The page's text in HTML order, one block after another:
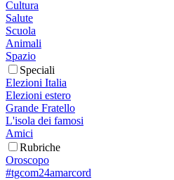
Cultura
Salute
Scuola
Animali
Spazio
Speciali
Elezioni Italia
Elezioni estero
Grande Fratello
L'isola dei famosi
Amici
Rubriche
Oroscopo
#tgcom24amarcord